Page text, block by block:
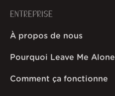
ENTREPRISE
À propos de nous
Pourquoi Leave Me Alone
Comment ça fonctionne